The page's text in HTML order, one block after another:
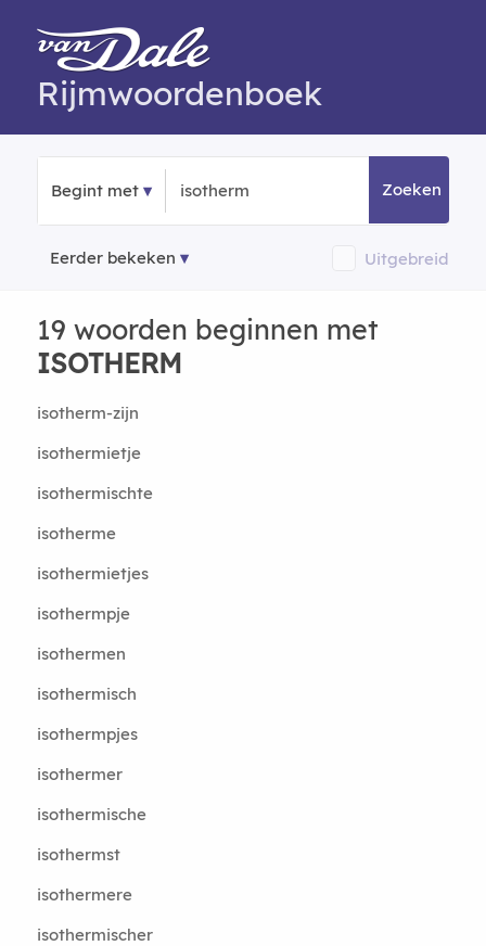
Rijmwoordenboek
Begint met Zoeken
Eerder bekeken Uitgebreid
19 woorden beginnen met
ISOTHERM
isotherm-zijn
isothermietje
isothermischte
isotherme
isothermietjes
isothermpje
isothermen
isothermisch
isothermpjes
isothermer
isothermische
isothermst
isothermere
isothermischer